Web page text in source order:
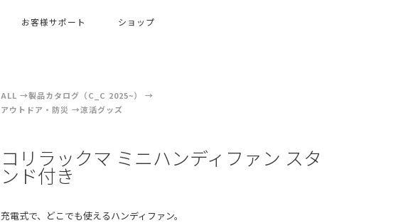
お客様サポート ショップ
ALL
製品カタログ（C_C 2025~）
アウトドア・防災
涼活グッズ
コリラックマ ミニハンディファン スタ
ンド付き
充電式で、どこでも使えるハンディファン。